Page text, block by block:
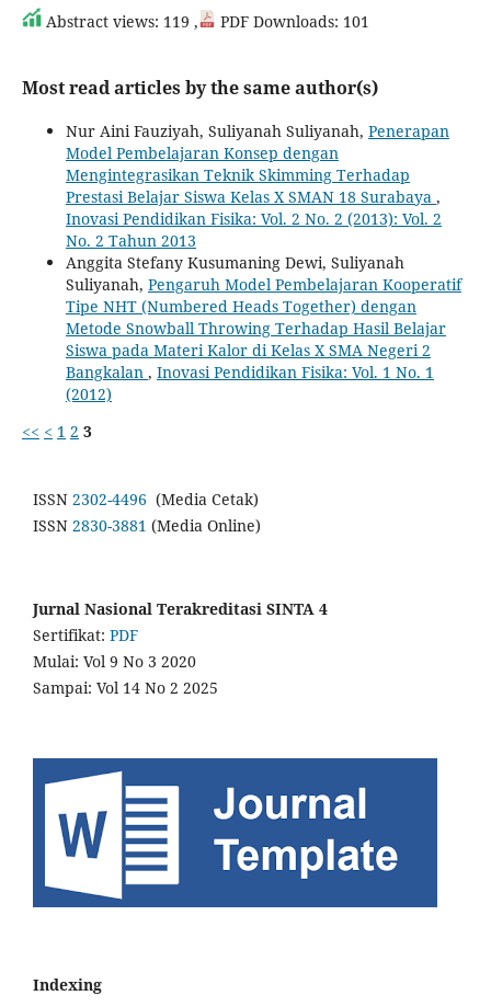
Abstract views: 119 , PDF Downloads: 101
Most read articles by the same author(s)
Nur Aini Fauziyah, Suliyanah Suliyanah, Penerapan
Model Pembelajaran Konsep dengan
Mengintegrasikan Teknik Skimming Terhadap
‎Prestasi Belajar Siswa Kelas X SMAN 18 Surabaya‎ ,
Inovasi Pendidikan Fisika: Vol. 2 No. 2 (2013): Vol. 2
No. 2 Tahun 2013
Anggita Stefany Kusumaning Dewi, Suliyanah
Suliyanah, Pengaruh Model Pembelajaran Kooperatif
Tipe NHT (Numbered Heads Together) dengan
Metode ‎Snowball Throwing Terhadap Hasil Belajar
Siswa pada Materi Kalor di Kelas X SMA Negeri 2
‎Bangkalan , Inovasi Pendidikan Fisika: Vol. 1 No. 1
(2012)
<< < 1 2 3
ISSN 2302-4496 (Media Cetak)
ISSN 2830-3881 (Media Online)
Jurnal Nasional Terakreditasi SINTA 4
Sertifikat: PDF
Mulai: Vol 9 No 3 2020
Sampai: Vol 14 No 2 2025
Indexing